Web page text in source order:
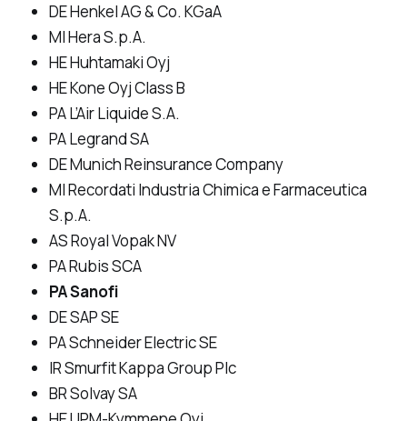
DE Henkel AG & Co. KGaA
MI Hera S.p.A.
HE Huhtamaki Oyj
HE Kone Oyj Class B
PA L’Air Liquide S.A.
PA Legrand SA
DE Munich Reinsurance Company
MI Recordati Industria Chimica e Farmaceutica
S.p.A.
AS Royal Vopak NV
PA Rubis SCA
PA Sanofi
DE SAP SE
PA Schneider Electric SE
IR Smurfit Kappa Group Plc
BR Solvay SA